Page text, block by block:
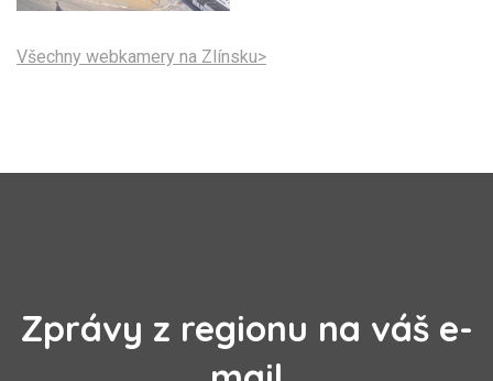
Všechny webkamery na Zlínsku>
Zprávy z regionu na váš e-